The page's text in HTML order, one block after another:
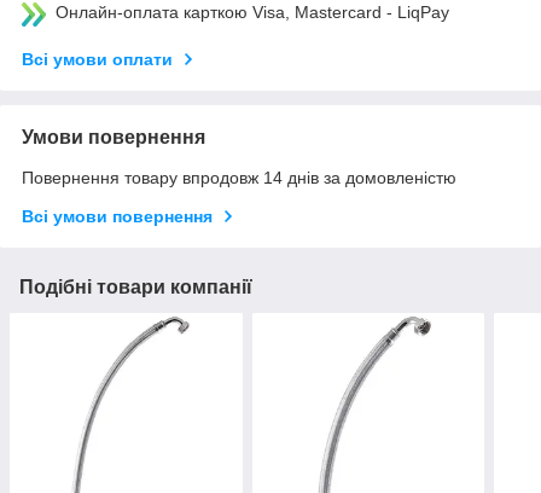
Онлайн-оплата карткою Visa, Mastercard - LiqPay
Всі умови оплати
Умови повернення
Повернення товару впродовж 14 днів за домовленістю
Всі умови повернення
Подібні товари компанії